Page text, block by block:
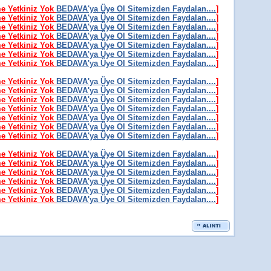
Yetkiniz Yok BEDAVA'ya Üye Ol Sitemizden Faydalan....]
Yetkiniz Yok BEDAVA'ya Üye Ol Sitemizden Faydalan....]
Yetkiniz Yok BEDAVA'ya Üye Ol Sitemizden Faydalan....]
Yetkiniz Yok BEDAVA'ya Üye Ol Sitemizden Faydalan....]
Yetkiniz Yok BEDAVA'ya Üye Ol Sitemizden Faydalan....]
Yetkiniz Yok BEDAVA'ya Üye Ol Sitemizden Faydalan....]
Yetkiniz Yok BEDAVA'ya Üye Ol Sitemizden Faydalan....]
Yetkiniz Yok BEDAVA'ya Üye Ol Sitemizden Faydalan....]
Yetkiniz Yok BEDAVA'ya Üye Ol Sitemizden Faydalan....]
Yetkiniz Yok BEDAVA'ya Üye Ol Sitemizden Faydalan....]
Yetkiniz Yok BEDAVA'ya Üye Ol Sitemizden Faydalan....]
Yetkiniz Yok BEDAVA'ya Üye Ol Sitemizden Faydalan....]
Yetkiniz Yok BEDAVA'ya Üye Ol Sitemizden Faydalan....]
Yetkiniz Yok BEDAVA'ya Üye Ol Sitemizden Faydalan....]
Yetkiniz Yok BEDAVA'ya Üye Ol Sitemizden Faydalan....]
Yetkiniz Yok BEDAVA'ya Üye Ol Sitemizden Faydalan....]
Yetkiniz Yok BEDAVA'ya Üye Ol Sitemizden Faydalan....]
Yetkiniz Yok BEDAVA'ya Üye Ol Sitemizden Faydalan....]
Yetkiniz Yok BEDAVA'ya Üye Ol Sitemizden Faydalan....]
Yetkiniz Yok BEDAVA'ya Üye Ol Sitemizden Faydalan....]